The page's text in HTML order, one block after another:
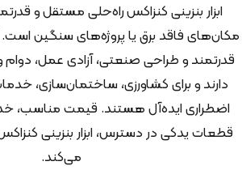
ابزار بنزینی کنزاکس راه‌حلی مستقل و
مکان‌های فاقد برق یا پروژه‌های سنگین است.
قدرتمند و طراحی صنعتی، آزادی عمل، دوام
دارند و برای کشاورزی، ساختمان‌سازی،
اضطراری ایده‌آل هستند. قیمت مناسب،
قطعات یدکی در دسترس، ابزار بنزینی
می‌کند.